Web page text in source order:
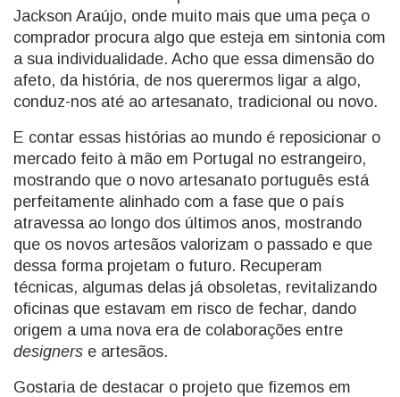
Jackson Araújo, onde muito mais que uma peça o
comprador procura algo que esteja em sintonia com
a sua individualidade. Acho que essa dimensão do
afeto, da história, de nos querermos ligar a algo,
conduz-nos até ao artesanato, tradicional ou novo.
E contar essas histórias ao mundo é reposicionar o
mercado feito à mão em Portugal no estrangeiro,
mostrando que o novo artesanato português está
perfeitamente alinhado com a fase que o país
atravessa ao longo dos últimos anos, mostrando
que os novos artesãos valorizam o passado e que
dessa forma projetam o futuro. Recuperam
técnicas, algumas delas já obsoletas, revitalizando
oficinas que estavam em risco de fechar, dando
origem a uma nova era de colaborações entre
designers e artesãos.
Gostaria de destacar o projeto que fizemos em